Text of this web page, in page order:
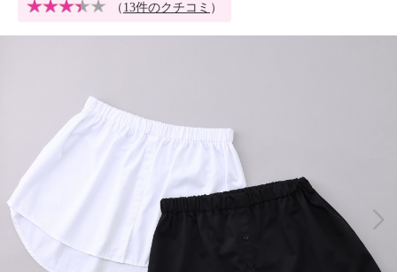
（ 13件のクチコミ ）